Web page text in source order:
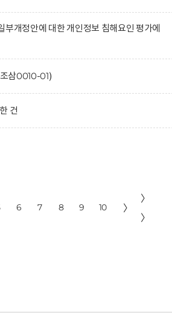
부개정안에 대한 개인정보 침해요인 평가에
삼0010-01)
건
6 7 8 9 10 〉
〉
〉